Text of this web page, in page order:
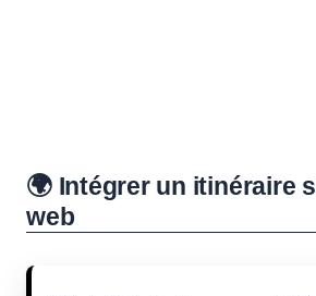
🌍 Intégrer un itinéraire
web